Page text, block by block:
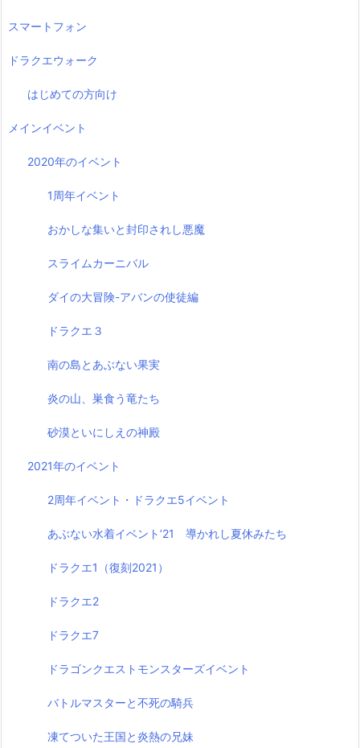
スマートフォン
ドラクエウォーク
はじめての方向け
メインイベント
2020年のイベント
1周年イベント
おかしな集いと封印されし悪魔
スライムカーニバル
ダイの大冒険-アバンの使徒編
ドラクエ３
南の島とあぶない果実
炎の山、巣食う竜たち
砂漠といにしえの神殿
2021年のイベント
2周年イベント・ドラクエ5イベント
あぶない水着イベント’21 導かれし夏休みたち
ドラクエ1（復刻2021）
ドラクエ2
ドラクエ7
ドラゴンクエストモンスターズイベント
バトルマスターと不死の騎兵
凍てついた王国と炎熱の兄妹